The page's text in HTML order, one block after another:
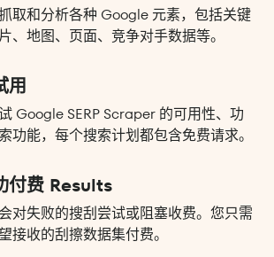
取和分析各种 Google 元素，包括关键
、地图、页面、竞争对手数据等。
用
Google SERP Scraper 的可用性、功
功能，每个搜索计划都包含免费请求。
付费 Results
对失败的搜刮尝试或阻塞收费。您只需
接收的刮擦数据集付费。